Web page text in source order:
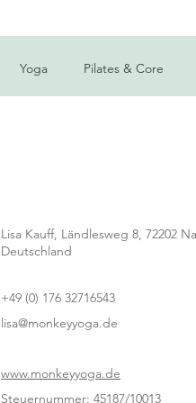
Yoga Pilates & Core
Lisa Kauff, Ländlesweg 8, 72202
Deutschland
+49 (0) 176 32716543
lisa@monkeyyoga.de
www.monkeyyoga.de
Steuernummer: 45187/10013